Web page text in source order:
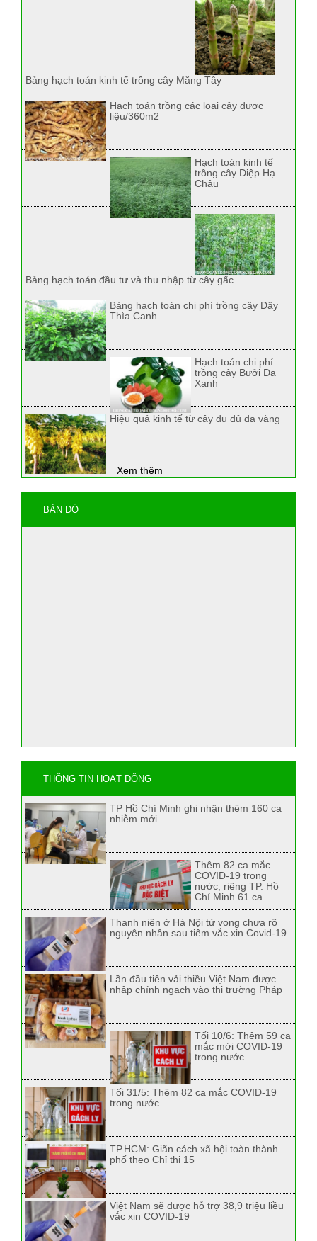
Bảng hạch toán kinh tế trồng cây Măng Tây
Hạch toán trồng các loại cây dược
liệu/360m2
Hạch toán kinh tế
trồng cây Diệp Hạ
Châu
Bảng hạch toán đầu tư và thu nhập từ cây gấc
Bảng hạch toán chi phí trồng cây Dây
Thìa Canh
Hạch toán chi phí
trồng cây Bưởi Da
Xanh
Hiệu quả kinh tế từ cây đu đủ da vàng
Xem thêm
BẢN ĐỒ
THÔNG TIN HOẠT ĐỘNG
TP Hồ Chí Minh ghi nhận thêm 160 ca
nhiễm mới
Thêm 82 ca mắc
COVID-19 trong
nước, riêng TP. Hồ
Chí Minh 61 ca
Thanh niên ở Hà Nội tử vong chưa rõ
nguyên nhân sau tiêm vắc xin Covid-19
Lần đầu tiên vải thiều Việt Nam được
nhập chính ngạch vào thị trường Pháp
Tối 10/6: Thêm 59 ca
mắc mới COVID-19
trong nước
Tối 31/5: Thêm 82 ca mắc COVID-19
trong nước
TP.HCM: Giãn cách xã hội toàn thành
phố theo Chỉ thị 15
Việt Nam sẽ được hỗ trợ 38,9 triệu liều
vắc xin COVID-19